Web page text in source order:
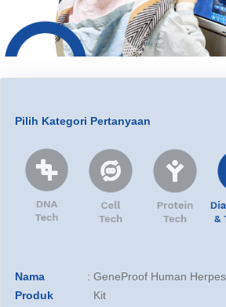
Pilih Kategori Pertanyaan
Nama
Produk
: GeneProof Human
Kit